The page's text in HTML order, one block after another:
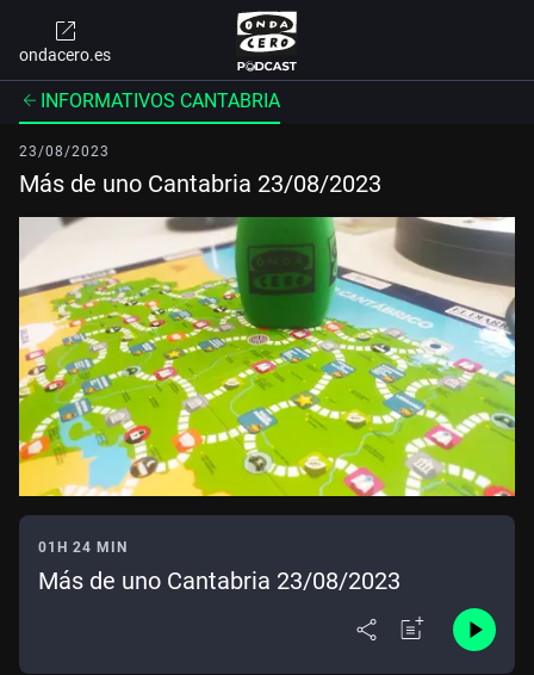
ondacero.es
INFORMATIVOS CANTABRIA
23/08/2023
Más de uno Cantabria 23/08/2023
01H 24 MIN
Más de uno Cantabria 23/08/2023